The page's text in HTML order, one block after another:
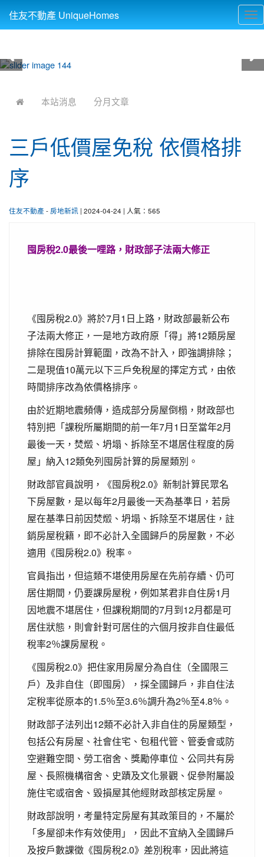
住友不動產 UniqueHomes
本站消息 分月文章
三戶低價屋免稅 依價格排
序
住友不動產 - 房地新訊 | 2024-04-24 | 人氣：565
囤房稅2.0最後一哩路，財政部子法兩大修正
《囤房稅2.0》將於7月1日上路，財政部最新公布
子法兩大修正，一是地方政府原「得」將12類房屋
排除在囤房計算範圍，改為不計入，即強調排除；
二是現值10萬元以下三戶免稅屋的擇定方式，由依
時間排序改為依價格排序。
由於近期地震頻傳，造成部分房屋倒榻，財政部也
特別把「課稅所屬期間的前一年7月1日至當年2月
最後一天，焚燬、坍塌、拆除至不堪居住程度的房
屋」納入12類免列囤房計算的房屋類別。
財政部官員說明，《囤房稅2.0》新制計算民眾名
下房屋數，是以每年2月最後一天為基準日，若房
屋在基準日前因焚燬、坍塌、拆除至不堪居住，註
銷房屋稅籍，即不必計入全國歸戶的房屋數，不必
適用《囤房稅2.0》稅率。
官員指出，但這類不堪使用房屋在先前存續、仍可
居住期間，仍要課房屋稅，例如某君非自住房1月
因地震不堪居住，但課稅期間的7月到12月都是可
居住狀態，則會針對可居住的六個月按非自住最低
稅率2％課房屋稅。
《囤房稅2.0》把住家用房屋分為自住（全國限三
戶）及非自住（即囤房），採全國歸戶，非自住法
定稅率從原本的1.5％至3.6％調升為2％至4.8％。
財政部子法列出12類不必計入非自住的房屋類型，
包括公有房屋、社會住宅、包租代管、管委會或防
空避難空間、勞工宿舍、獎勵停車位、公同共有房
屋、長照機構宿舍、史蹟及文化景觀、促參附屬設
施住宅或宿舍、毀損屋其他經財政部核定房屋。
財政部說明，考量特定房屋有其政策目的，不屬於
「多屋卻未作有效使用」，因此不宜納入全國歸戶
及按戶數課徵《囤房稅2.0》差別稅率，因此將這